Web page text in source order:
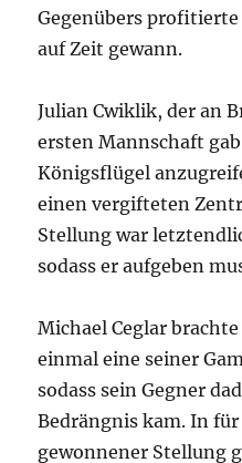
Gegenübers
auf Zeit gewann.
Julian Cwiklik, der an
ersten Mannschaft
Königsflügel
einen vergifteten
Stellung war
sodass er aufgeben
Michael Ceglar
einmal eine seiner
sodass sein Gegner
Bedrängnis kam. In
gewonnener Stellung